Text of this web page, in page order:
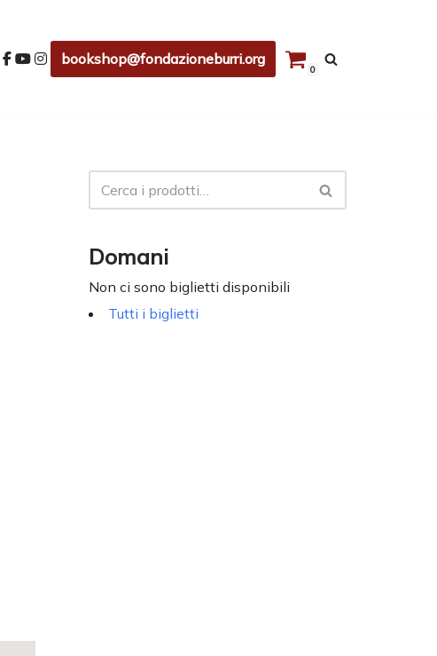
bookshop@fondazioneburri.org
0
Domani
Non ci sono biglietti disponibili
Tutti i biglietti